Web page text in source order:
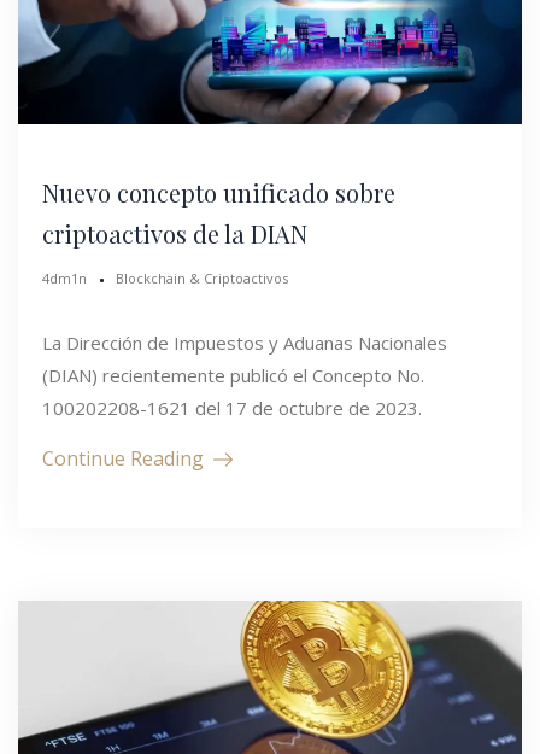
Nuevo concepto unificado sobre
criptoactivos de la DIAN
4dm1n Blockchain & Criptoactivos
La Dirección de Impuestos y Aduanas Nacionales
(DIAN) recientemente publicó el Concepto No.
100202208-1621 del 17 de octubre de 2023.
Continue Reading